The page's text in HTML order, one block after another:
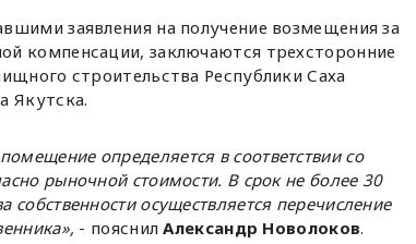
заявления на получение возмещения за
компенсации, заключаются трехсторонние
строительства Республики Саха
Якутска.
определяется в соответствии со
рыночной стоимости. В срок не более 30
осуществляется перечисление
- пояснилАлександр Новолоков.